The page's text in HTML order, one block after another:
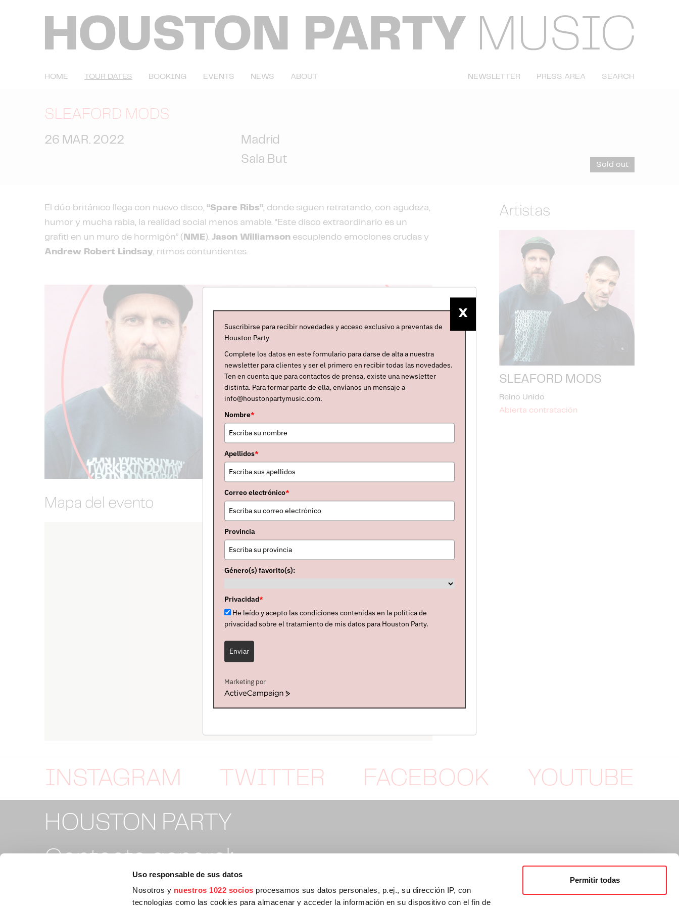
Uso responsable de sus datos
Nosotros y nuestros 1022 socios procesamos sus datos personales, p.ej., su dirección IP, con
tecnologías como las cookies para almacenar y acceder la información en su dispositivo con el fin de
Permitir todas
HOME TOUR DATES BOOKING EVENTS NEWS ABOUT NEWSLETTER PRESS AREA SEARCH
SLEAFORD MODS
26 MAR. 2022
Madrid
Sala But
Sold out
El dúo británico llega con nuevo disco, “Spare Ribs”, donde siguen retratando, con agudeza,
humor y mucha rabia, la realidad social menos amable. “Este disco extraordinario es un
grafiti en un muro de hormigón” ( NME). Jason Williamson escupiendo emociones crudas y
Andrew Robert Lindsay, ritmos contundentes.
Mapa del evento
Artistas
SLEAFORD MODS
Reino Unido
Abierta contratación
INSTAGRAM TWITTER FACEBOOK
YOUTUBE
HOUSTON PARTY
Contacto general:
info@houstonpartymusic.com
X
Suscribirse para recibir novedades y acceso exclusivo a preventas de
Houston Party
Complete los datos en este formulario para darse de alta a nuestra
newsletter para clientes y ser el primero en recibir todas las novedades.
Ten en cuenta que para contactos de prensa, existe una newsletter
distinta. Para formar parte de ella, envíanos un mensaje a
info@houstonpartymusic.com.
Nombre*
Apellidos*
Correo electrónico*
Provincia
Género(s) favorito(s):
Privacidad*
He leído y acepto las condiciones contenidas en la política de
privacidad sobre el tratamiento de mis datos para Houston Party.
Enviar
Marketing por
ActiveCampaign